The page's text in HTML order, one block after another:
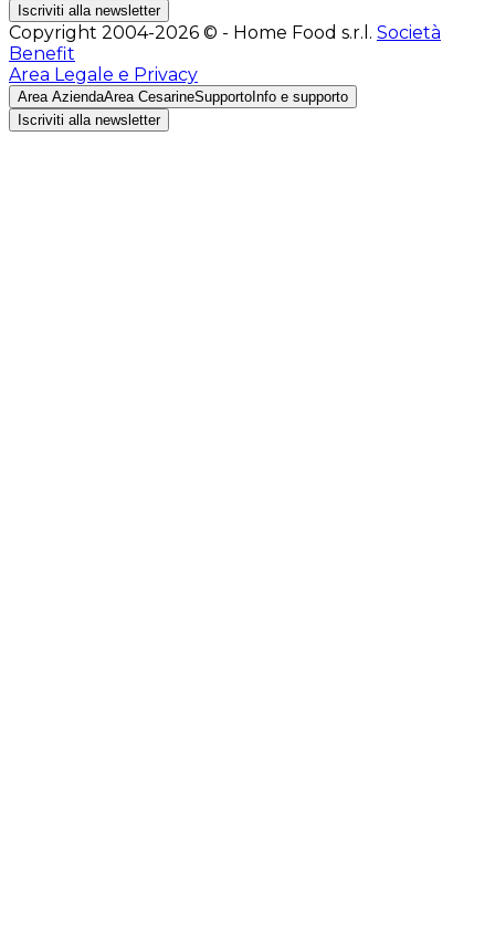
Iscriviti alla newsletter
Copyright 2004-2026 © - Home Food s.r.l. Società
Benefit
Area Legale e Privacy
Area AziendaArea CesarineSupporto Info e supporto
Iscriviti alla newsletter